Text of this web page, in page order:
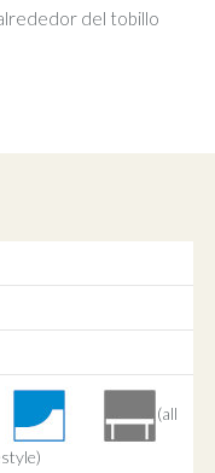
del tobillo
(all